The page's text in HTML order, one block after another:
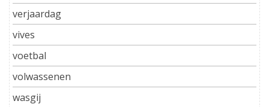
verjaardag
vives
voetbal
volwassenen
wasgij